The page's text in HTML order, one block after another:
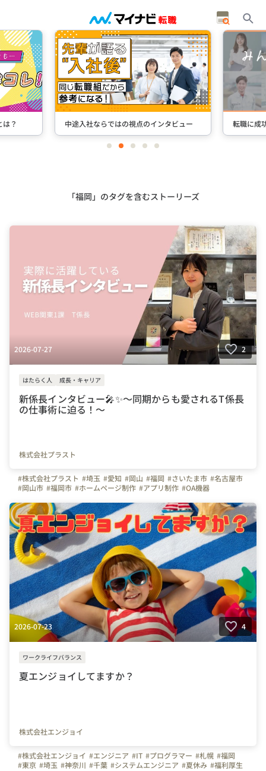
ュー 転職に成功した先輩たちのインタビュー ＋
itemitemitemitemitem
「福岡」のタグを含むストーリーズ
2026-07-27 2
はたらく人 成長・キャリア
新係長インタビュー🎤✨～同期からも愛されるT係長
の仕事術に迫る！～
株式会社プラスト
#株式会社プラスト #埼玉 #愛知 #岡山 #福岡 #さいたま市 #名古屋市
#岡山市 #福岡市 #ホームページ制作 #アプリ制作 #OA機器
#先輩が語る入社後
2026-07-23 4
ワークライフバランス
夏エンジョイしてますか？
株式会社エンジョイ
#株式会社エンジョイ #エンジニア #IT #プログラマー #札幌 #福岡
#東京 #埼玉 #神奈川 #千葉 #システムエンジニア #夏休み #福利厚生